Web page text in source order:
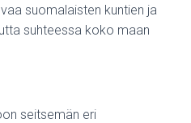
suomalaisten kuntien ja
suhteessa koko maan
seitsemän eri